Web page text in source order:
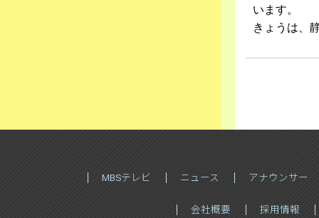
います。
きょうは、
MBSテレビ ニュース アナウンサー
会社概要 採用情報